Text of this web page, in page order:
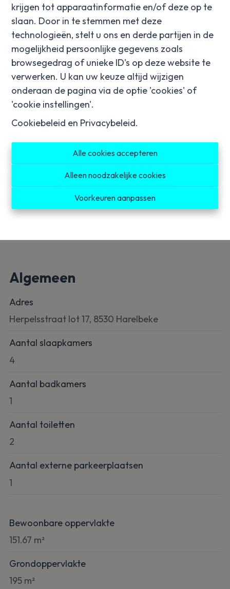
krijgen tot apparaatinformatie en/of deze op te
slaan. Door in te stemmen met deze
technologieën, stelt u ons en derde partijen in de
mogelijkheid persoonlijke gegevens zoals
browsegedrag of unieke ID's op deze website te
verwerken. U kan uw keuze altijd wijzigen
onderaan de pagina via de optie 'cookies' of
'cookie instellingen'.
Cookiebeleid en Privacybeleid.
Alle cookies accepteren
Alleen noodzakelijke cookies
Voorkeuren aanpassen
TROEVEN: gunstig epc, selectie en samenstelling
van de badkamer en keuken kan gewijzigd worden
in functie van uw smaak! VLOERVERWARMING,
ZONNEPANELEN, en rustige ligging!
(Totale aankoopprijs inclusief kosten, btw en
aansluiting: 401 802 euro mits u voldoet aan het
gunsttarief van 6%btw)
Wenst u meer info mail naar info@property-
vastgoed.be
Algemeen
Adres
Herpelsstraat lot 17, 8530 Harelbeke
Aantal slaapkamers
4
Aantal badkamers
1
Aantal toiletten
2
Aantal externe parkeerplaatsen
1
Bewoonbare oppervlakte
151.67 m²
Grondoppervlakte
195 m²